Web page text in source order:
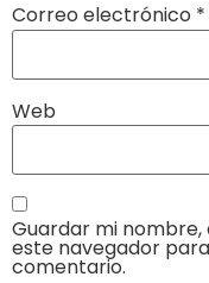
Correo electrónico *
Web
Guardar mi
este navegador
comentario.